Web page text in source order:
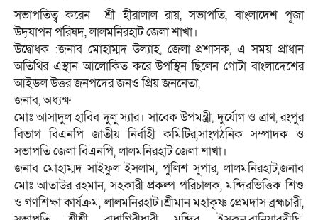
সভাপতিত্ব করেন শ্রী হীরালাল রায়, সভাপতি, বাংলাদেশ পূজা
উদ্‌যাপন পরিষদ, লালমনিরহাট জেলা শাখা।
উদ্বোধক :জনাব মোহাম্মদ উল্যাহ, জেলা প্রশাসক, এ সময় প্রাধান
অতিথির এস্থান আলোকিত করে উপস্থিন ছিলেন গোটা বাংলাদেশের
আইডল উত্তর জনপদের জনও প্রিয় জননেতা,
জনাব, অধ্যক্ষ
মোঃ আসাদুল হাবিব দুলু স্যার। সাবেক উপমন্ত্রী, দুর্যোগ ও ত্রাণ, রংপুর
বিভাগ বিএনপি জাতীয় নির্বাহী কমিটির,সাংগঠনিক সম্পাদক ও
সভাপতি জেলা বিএনপি, লালমনিরহাট জেলা শাখা।
জনাব মোহাম্মদ সাইফুল ইসলাম, পুলিশ সুপার, লালমনিরহাট,জনাব
মোঃ আতাউর রহমান, সহকারী প্রকল্প পরিচালক, মন্দিরভিত্তিক শিশু
ও গণশিক্ষা কার্যক্রম, লালমনিরহাট।শ্ৰীমান মহাকৃষ্ণ প্রেমদাস ব্রহ্মচারী,